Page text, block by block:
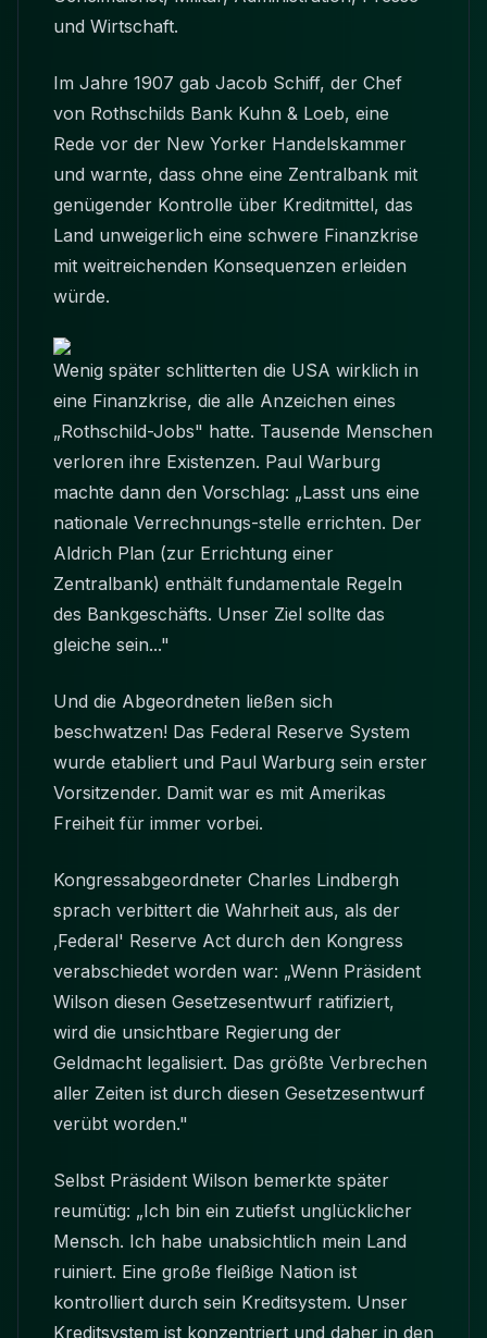
und Wirtschaft.
Im Jahre 1907 gab Jacob Schiff, der Chef
von Rothschilds Bank Kuhn & Loeb, eine
Rede vor der New Yorker Handelskammer
und warnte, dass ohne eine Zentralbank mit
genügender Kontrolle über Kreditmittel, das
Land unweigerlich eine schwere Finanzkrise
mit weitreichenden Konsequenzen erleiden
würde.
Wenig später schlitterten die USA wirklich in
eine Finanzkrise, die alle Anzeichen eines
„Rothschild-Jobs" hatte. Tausende Menschen
verloren ihre Existenzen. Paul Warburg
machte dann den Vorschlag: „Lasst uns eine
nationale Verrechnungs-stelle errichten. Der
Aldrich Plan (zur Errichtung einer
Zentralbank) enthält fundamentale Regeln
des Bankgeschäfts. Unser Ziel sollte das
gleiche sein..."
Und die Abgeordneten ließen sich
beschwatzen! Das Federal Reserve System
wurde etabliert und Paul Warburg sein erster
Vorsitzender. Damit war es mit Amerikas
Freiheit für immer vorbei.
Kongressabgeordneter Charles Lindbergh
sprach verbittert die Wahrheit aus, als der
‚Federal' Reserve Act durch den Kongress
verabschiedet worden war: „Wenn Präsident
Wilson diesen Gesetzesentwurf ratifiziert,
wird die unsichtbare Regierung der
Geldmacht legalisiert. Das größte Verbrechen
aller Zeiten ist durch diesen Gesetzesentwurf
verübt worden."
Selbst Präsident Wilson bemerkte später
reumütig: „Ich bin ein zutiefst unglücklicher
Mensch. Ich habe unabsichtlich mein Land
ruiniert. Eine große fleißige Nation ist
kontrolliert durch sein Kreditsystem. Unser
Kreditsystem ist konzentriert und daher in den